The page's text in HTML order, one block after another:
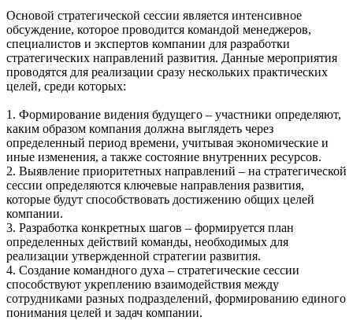
Основой стратегической сессии является интенсивное
обсуждение, которое проводится командой менеджеров,
специалистов и экспертов компании для разработки
стратегических направлений развития. Данные мероприятия
проводятся для реализации сразу нескольких практических
целей, среди которых:
1. Формирование видения будущего – участники определяют,
каким образом компания должна выглядеть через
определенный период времени, учитывая экономические и
иные изменения, а также состояние внутренних ресурсов.
2. Выявление приоритетных направлений – на стратегической
сессии определяются ключевые направления развития,
которые будут способствовать достижению общих целей
компании.
3. Разработка конкретных шагов – формируется план
определенных действий команды, необходимых для
реализации утвержденной стратегии развития.
4. Создание командного духа – стратегические сессии
способствуют укреплению взаимодействия между
сотрудниками разных подразделений, формированию единого
понимания целей и задач компании.